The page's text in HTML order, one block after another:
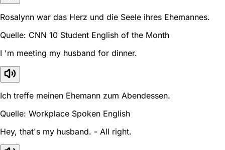
Rosalynn war das Herz und die Seele ihres Ehemannes.
Quelle: CNN 10 Student English of the Month
I 'm meeting my husband for dinner.
Ich treffe meinen Ehemann zum Abendessen.
Quelle: Workplace Spoken English
Hey, that's my husband. - All right.